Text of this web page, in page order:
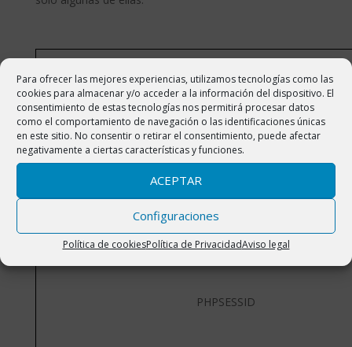
Para ofrecer las mejores experiencias, utilizamos tecnologías como las
cookies para almacenar y/o acceder a la información del dispositivo. El
consentimiento de estas tecnologías nos permitirá procesar datos
como el comportamiento de navegación o las identificaciones únicas
en este sitio. No consentir o retirar el consentimiento, puede afectar
negativamente a ciertas características y funciones.
ACEPTAR
Configuraciones
Política de cookiesPolítica de PrivacidadAviso legal
Nombre
_ga
PHPSESSID